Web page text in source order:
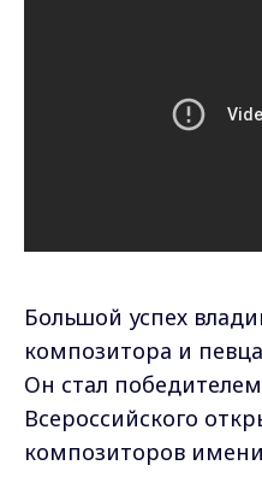
Большой успех
композитора и
Он стал
Всероссийского
композиторов